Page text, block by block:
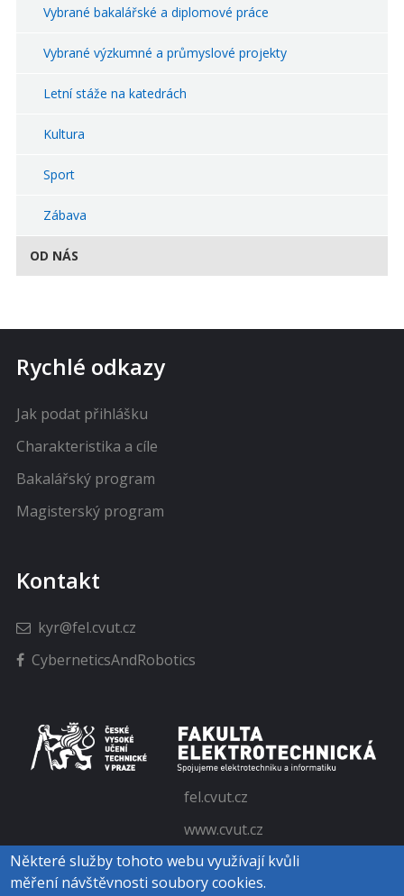
Vybrané bakalářské a diplomové práce
Vybrané výzkumné a průmyslové projekty
Letní stáže na katedrách
Kultura
Sport
Zábava
OD NÁS
Rychlé odkazy
Jak podat přihlášku
Charakteristika a cíle
Bakalářský program
Magisterský program
Kontakt
kyr@fel.cvut.cz
CyberneticsAndRobotics
fel.cvut.cz
www.cvut.cz
Některé služby tohoto webu využívají kvůli
měření návštěvnosti soubory cookies.